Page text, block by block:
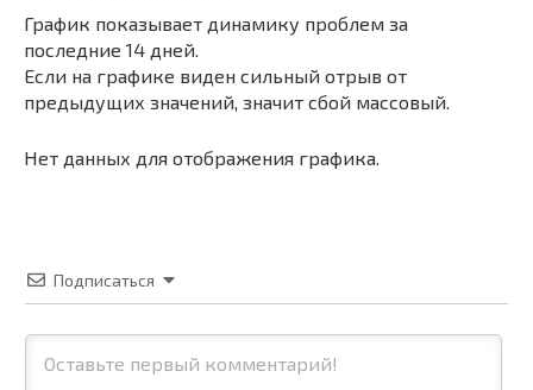
График показывает динамику проблем за
последние 14 дней.
Если на графике виден сильный отрыв от
предыдущих значений, значит сбой массовый.
Нет данных для отображения графика.
Подписаться